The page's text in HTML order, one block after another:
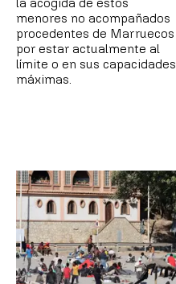
menores no acompañados
procedentes de Marruecos
por estar actualmente al
límite o en sus capacidades
máximas.